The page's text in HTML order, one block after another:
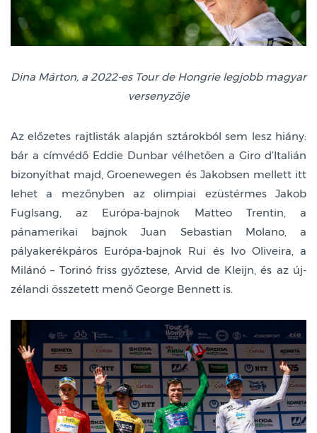
Dina Márton, a 2022-es Tour de Hongrie legjobb magyar
versenyzője
Az előzetes rajtlisták alapján sztárokból sem lesz hiány:
bár a címvédő Eddie Dunbar vélhetően a Giro d’Italián
bizonyíthat majd, Groenewegen és Jakobsen mellett itt
lehet a mezőnyben az olimpiai ezüstérmes Jakob
Fuglsang, az Európa-bajnok Matteo Trentin, a
pánamerikai bajnok Juan Sebastian Molano, a
pályakerékpáros Európa-bajnok Rui és Ivo Oliveira, a
Milánó – Torinó friss győztese, Arvid de Kleijn, és az új-
zélandi összetett menő George Bennett is.